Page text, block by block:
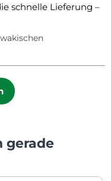
schnelle Lieferung –
gerade